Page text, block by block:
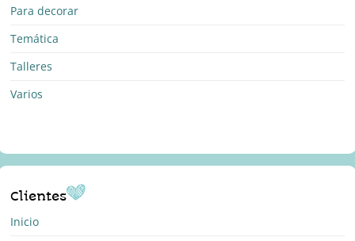
Para decorar
Temática
Talleres
Varios
Clientes
Inicio